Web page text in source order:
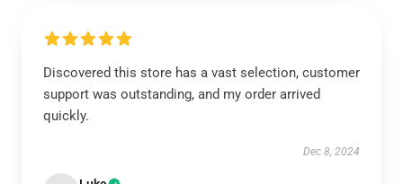
Discovered this store has a vast selection, customer
support was outstanding, and my order arrived
quickly.
Dec 8, 2024